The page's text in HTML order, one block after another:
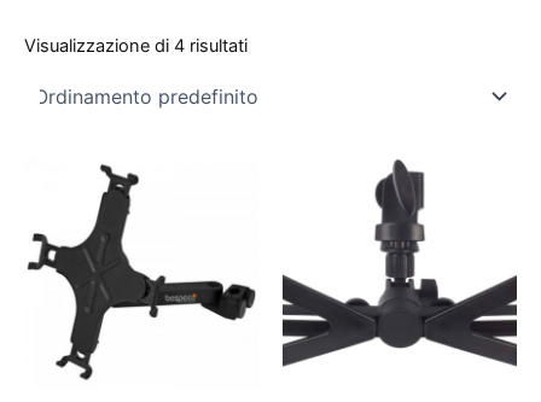
Visualizzazione di 4 risultati